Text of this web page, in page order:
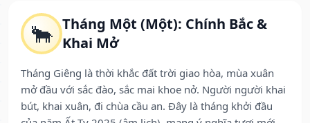
🐂 Tháng Một (Một): Chính Bắc &
Khai Mở
Tháng Giêng là thời khắc đất trời giao hòa, mùa xuân
mở đầu với sắc đào, sắc mai khoe nở. Người người khai
bút, khai xuân, đi chùa cầu an. Đây là tháng khởi đầu